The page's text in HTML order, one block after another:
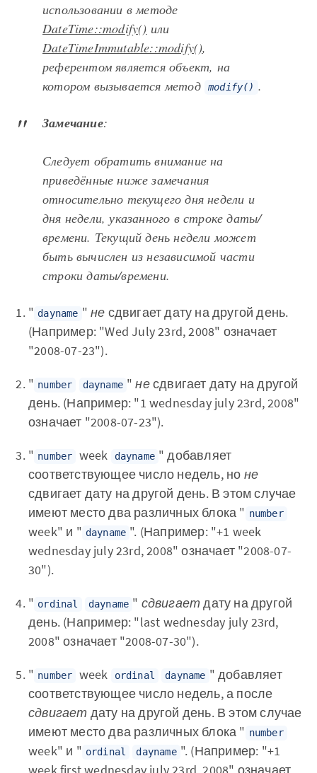
использовании в методе
DateTime::modify() или
DateTimeImmutable::modify(),
референтом является объект, на
котором вызывается метод
modify() .
Замечание:
Следует обратить внимание на
приведённые ниже замечания
относительно текущего дня недели и
дня недели, указанного в строке даты/
времени. Текущий день недели может
быть вычислен из независимой части
строки даты/времени.
" dayname "не сдвигает дату на другой день.
(Например: "Wed July 23rd, 2008" означает
"2008-07-23").
" number dayname "несдвигает дату на другой
день. (Например: "1 wednesday july 23rd, 2008"
означает "2008-07-23").
" number week dayname " добавляет
соответствующее число недель, но не
сдвигает дату на другой день. В этом случае
имеют место два различных блока " number
week" и " dayname ". (Например: "+1 week
wednesday july 23rd, 2008" означает "2008-07-
30").
" ordinal dayname " сдвигает дату на другой
день. (Например: "last wednesday july 23rd,
2008" означает "2008-07-30").
" number week ordinal dayname " добавляет
соответствующее число недель, а после
сдвигает дату на другой день. В этом случае
имеют место два различных блока " number
week" и " ordinal dayname ". (Например: "+1